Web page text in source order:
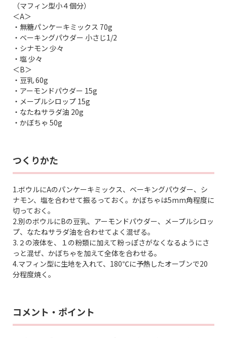
（マフィン型小４個分）
＜A＞
・無糖パンケーキミックス 70g
・ベーキングパウダー 小さじ1/2
・シナモン 少々
・塩 少々
＜B＞
・豆乳 60g
・アーモンドパウダー 15g
・メープルシロップ 15g
・なたねサラダ油 20g
・かぼちゃ 50g
つくりかた
1.ボウルにAのパンケーキミックス、ベーキングパウダー、シ
ナモン、塩を合わせて振るっておく。かぼちゃは5mm角程度に
切っておく。
2.別のボウルにBの豆乳、アーモンドパウダー、メープルシロッ
プ、なたねサラダ油を合わせてよく混ぜる。
3.２の液体を、１の粉類に加えて粉っぽさがなくなるようにさ
っと混ぜ、かぼちゃを加えて全体を合わせる。
4.マフィン型に生地を入れて、180℃に予熱したオーブンで20
分程度焼く。
コメント・ポイント